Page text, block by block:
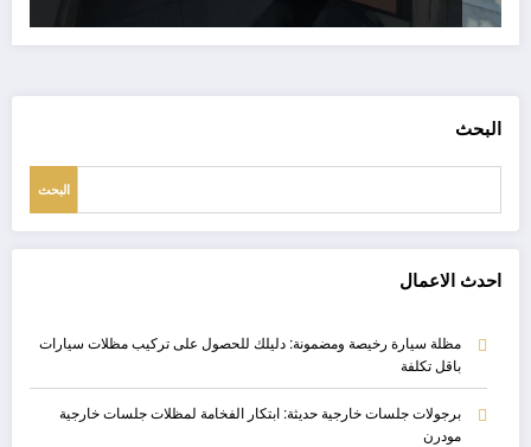
البحث
البحث
احدث الاعمال
مظلة سيارة رخيصة ومضمونة: دليلك للحصول على تركيب مظلات سيارات
باقل تكلفة
برجولات جلسات خارجية حديثة: ابتكار الفخامة لمظلات جلسات خارجية
مودرن